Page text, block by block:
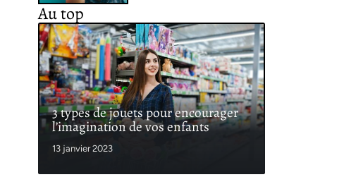
Au top
3 types de jouets pour encourager
l’imagination de vos enfants
13 janvier 2023